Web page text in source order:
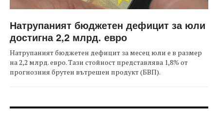
Натрупаният бюджетен дефицит за юли
достигна 2,2 млрд. евро
Натрупаният бюджетен дефицит за месец юли е в размер
на 2,2 млрд. евро. Тази стойност представлява 1,8% от
прогнозния брутен вътрешен продукт (БВП).